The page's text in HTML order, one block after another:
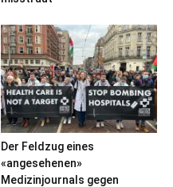
Der Feldzug eines
«angesehenen»
Medizinjournals gegen